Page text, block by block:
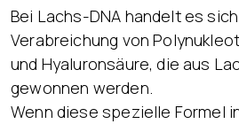
Bei Lachs-DNA handelt es
Verabreichung von
und Hyaluronsäure, die aus
gewonnen werden.
Wenn diese spezielle Formel